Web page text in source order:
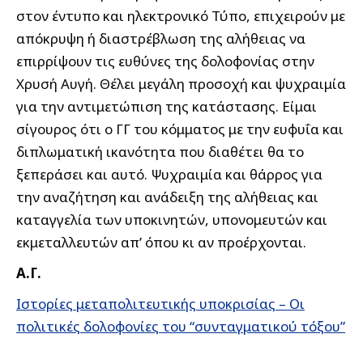
στον έντυπο και ηλεκτρονικό Τύπο, επιχειρούν με
απόκρυψη ή διαστρέβλωση της αλήθειας να
επιρρίψουν τις ευθύνες της δολοφονίας στην
Χρυσή Αυγή. Θέλει μεγάλη προσοχή και ψυχραιμία
για την αντιμετώπιση της κατάστασης. Είμαι
σίγουρος ότι ο ΓΓ του κόμματος με την ευφυΐα και
διπλωματική ικανότητα που διαθέτει θα το
ξεπεράσει και αυτό. Ψυχραιμία και θάρρος για
την αναζήτηση και ανάδειξη της αλήθειας και
καταγγελία των υποκινητών, υπονομευτών και
εκμεταλλευτών απ’ όπου κι αν προέρχονται.
Α.Γ.
Ιστορίες μεταπολιτευτικής υποκρισίας – Οι
πολιτικές δολοφονίες του “συνταγματικού τόξου”